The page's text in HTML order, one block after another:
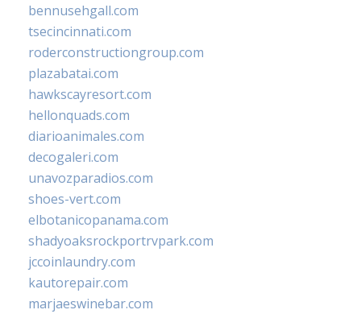
bennusehgall.com
tsecincinnati.com
roderconstructiongroup.com
plazabatai.com
hawkscayresort.com
hellonquads.com
diarioanimales.com
decogaleri.com
unavozparadios.com
shoes-vert.com
elbotanicopanama.com
shadyoaksrockportrvpark.com
jccoinlaundry.com
kautorepair.com
marjaeswinebar.com